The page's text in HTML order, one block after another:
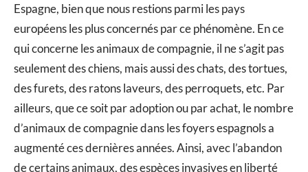
Espagne, bien que nous restions parmi les pays
européens les plus concernés par ce phénomène. En ce
qui concerne les animaux de compagnie, il ne s’agit pas
seulement des chiens, mais aussi des chats, des tortues,
des furets, des ratons laveurs, des perroquets, etc. Par
ailleurs, que ce soit par adoption ou par achat, le nombre
d’animaux de compagnie dans les foyers espagnols a
augmenté ces dernières années. Ainsi, avec l’abandon
de certains animaux, des espèces invasives en liberté